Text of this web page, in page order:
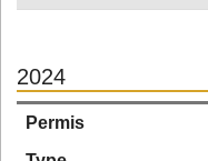
2024
Permis